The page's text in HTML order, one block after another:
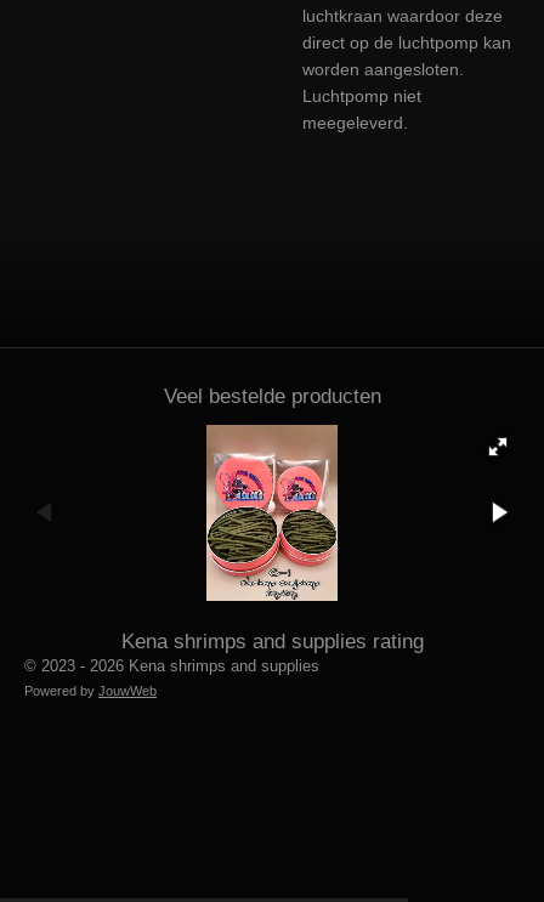
luchtkraan waardoor deze
direct op de luchtpomp kan
worden aangesloten.
Luchtpomp niet
meegeleverd.
Veel bestelde producten
Kena shrimps and supplies rating
© 2023 - 2026 Kena shrimps and supplies
Powered by JouwWeb